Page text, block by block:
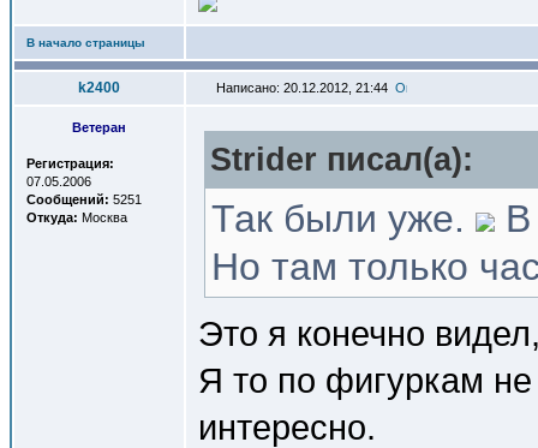
В начало страницы
k2400 Написано: 20.12.2012, 21:44
Ветеран
Регистрация:
07.05.2006
Сообщений: 5251
Откуда: Москва
Strider писал(a):
Так были уже.
В
Но там только
Это я конечно
Я то по фигуркам не
интересно.